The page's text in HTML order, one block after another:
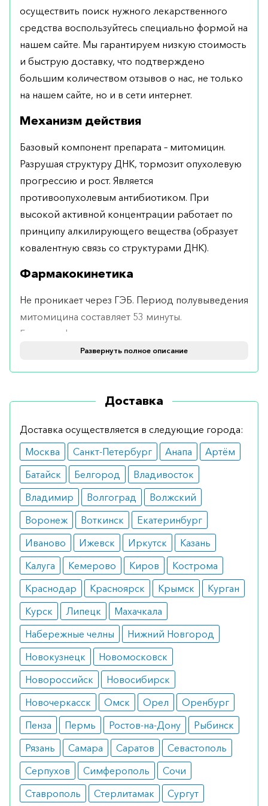
осуществить поиск нужного лекарственного
средства воспользуйтесь специально формой на
нашем сайте. Мы гарантируем низкую стоимость
и быструю доставку, что подтверждено
большим количеством отзывов о нас, не только
на нашем сайте, но и в сети интернет.
Механизм действия
Базовый компонент препарата – митомицин.
Разрушая структуру ДНК, тормозит опухолевую
прогрессию и рост. Является
противоопухолевым антибиотиком. При
высокой активной концентрации работает по
принципу алкилирующего вещества (образует
ковалентную связь со структурами ДНК).
Фармакокинетика
Не проникает через ГЭБ. Период полувыведения
митомицина составляет 53 минуты.
Биотрансформация происходит в печени.
Выводится почками (10%).
Форма выпуска
Выпускается в виде порошка для приготовления
вещества № 1.
Применение и дозировка
Доза подбирается сугубо индивидуально в
зависимости от состояния пациента, комбинации
используемых препаратов, стадии и
локализации новообразования.
Показания
онкопатология желудка, кишечника,
пищевода;
рак поджелудочной железы, печени;
злокачественные новообразования шейки
матки, эндометрия, вульвы, легкого;
мезотелиомы;
онкопатология почек;
рак простаты и мочевого пузыря.
Противопоказания
беременность и лактационный период;
коагулопатии;
заболевания печени, почек;
угнетение активности костного мозга;
идиосинкразия к базовому компоненту
препарата.
Побочные реакции
Развернуть полное описание
Доставка
Доставка осуществляется в следующие города:
Москва
Санкт-Петербург Анапа
Артём
Батайск
Белгород
Владивосток
Владимир
Волгоград
Волжский
Воронеж
Воткинск
Екатеринбург
Иваново
Ижевск Иркутск
Казань
Калуга
Кемерово Киров
Кострома
Краснодар
Красноярск Крымск
Курган
Курск
Липецк
Махачкала
Набережные челны
Нижний Новгород
Новокузнецк
Новомосковск
Новороссийск
Новосибирск
Новочеркасск
Омск Орел
Оренбург
Пенза
Пермь Ростов-на-Дону
Рыбинск
Рязань
Самара Саратов
Севастополь
Серпухов
Симферополь
Сочи
Ставрополь
Стерлитамак
Сургут